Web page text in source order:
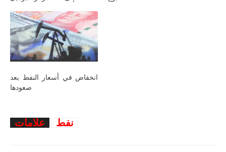
انخفاض في أسعار النفط بعد
صعودها
علامات نفط